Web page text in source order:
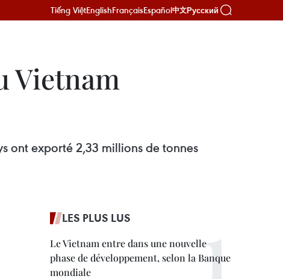
Tiếng ViệtEnglishFrançaisEspañol中文Русский
Vietnam
ont exporté 2,33 millions de tonnes
LES PLUS LUS
Le Vietnam entre dans une nouvelle
phase de développement, selon la Banque
mondiale